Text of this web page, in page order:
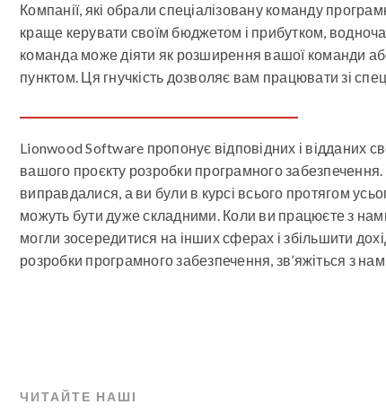
Компанії, які обрали спеціалізовану команду
краще керувати своїм бюджетом і прибутком,
команда може діяти як розширення вашої команди
пунктом. Ця гнучкість дозволяє вам працювати зі
Lionwood Software пропонує відповідних і відданих
вашого проєкту розробки програмного
виправдалися, а ви були в курсі всього протягом
можуть бути дуже складними. Коли ви працюєте з
могли зосередитися на інших сферах і збільшити
розробки програмного забезпечення, зв’яжіться з
ЧИТАЙТЕ НАШІ